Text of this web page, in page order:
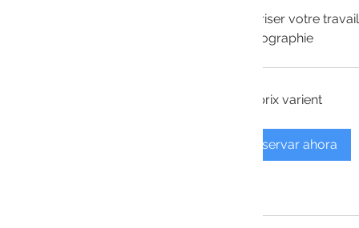
Valoriser votre
photographie
Les prix varient
Reservar ahora